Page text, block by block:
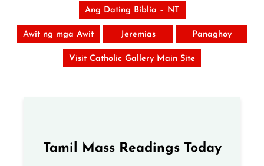
Ang Dating Biblia – NT
Awit ng mga Awit Jeremias Panaghoy
Visit Catholic Gallery Main Site
Tamil Mass Readings Today